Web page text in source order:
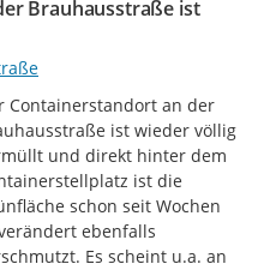
Brauhausstraße ist
Containerstandort an der
ist wieder völlig
und direkt hinter dem
ist die
schon seit Wochen
ebenfalls
Es scheint u.a. an